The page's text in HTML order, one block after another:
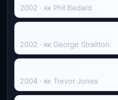
2002 · як Phil Bedard
2002 · як George Straitton
2004 · як Trevor Jones